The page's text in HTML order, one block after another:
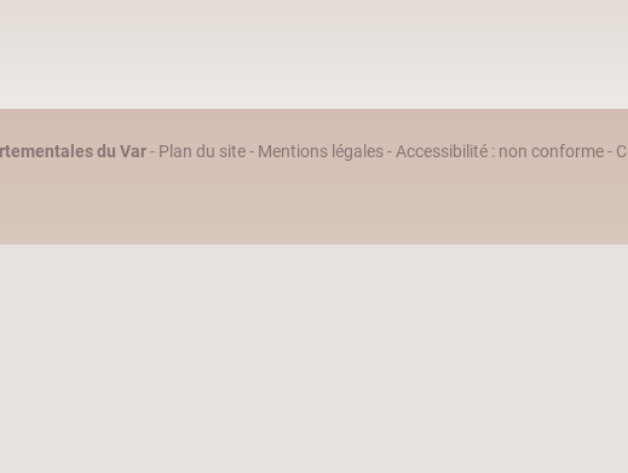
du Var- Plan du site- Mentions légales-Accessibilité : non conforme-